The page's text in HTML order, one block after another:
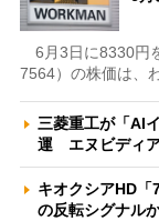
6月3日に8330円
7564）の株価は、
三菱重工が「AI
運 エヌビディ
キオクシアHD「
の反転シグナ